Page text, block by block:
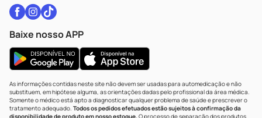
Baixe nosso APP
As informações contidas neste site não devem ser usadas para automedicação e não
substituem, em hipótese alguma, as orientações dadas pelo profissional da área médica.
Somente o médico está apto a diagnosticar qualquer problema de saúde e prescrever o
tratamento adequado. Todos os pedidos efetuados estão sujeitos à confirmação da
disponibilidade de produto em nosso estoque.O processo de separação dos produtos